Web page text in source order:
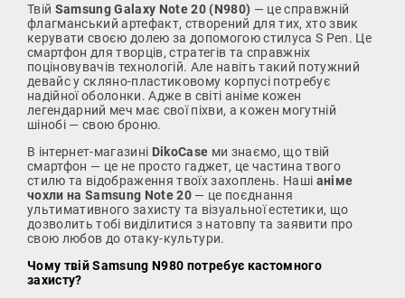
Твій Samsung Galaxy Note 20 (N980) — це справжній
флагманський артефакт, створений для тих, хто звик
керувати своєю долею за допомогою стилуса S Pen. Це
смартфон для творців, стратегів та справжніх
поціновувачів технологій. Але навіть такий потужний
девайс у скляно-пластиковому корпусі потребує
надійної оболонки. Адже в світі аніме кожен
легендарний меч має свої піхви, а кожен могутній
шінобі — свою броню.
В інтернет-магазині DikoCase ми знаємо, що твій
смартфон — це не просто гаджет, це частина твого
стилю та відображення твоїх захоплень. Наші аніме
чохли на Samsung Note 20 — це поєднання
ультимативного захисту та візуальної естетики, що
дозволить тобі виділитися з натовпу та заявити про
свою любов до отаку-культури.
Чому твій Samsung N980 потребує кастомного
захисту?